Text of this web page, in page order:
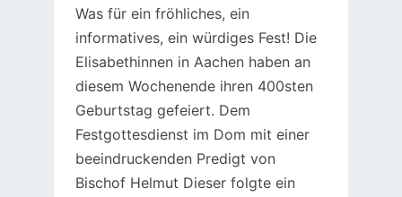
Was für ein fröhliches, ein
informatives, ein würdiges Fest! Die
Elisabethinnen in Aachen haben an
diesem Wochenende ihren 400sten
Geburtstag gefeiert. Dem
Festgottesdienst im Dom mit einer
beeindruckenden Predigt von
Bischof Helmut Dieser folgte ein